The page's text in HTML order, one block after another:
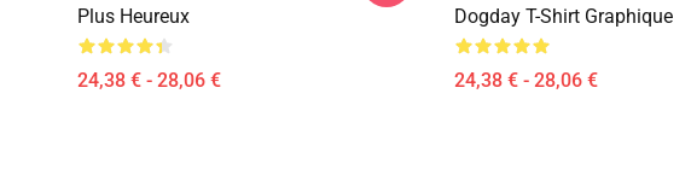
Plus Heureux
24,38 € - 28,06 €
Dogday T-Shirt Graphique
24,38 € - 28,06 €